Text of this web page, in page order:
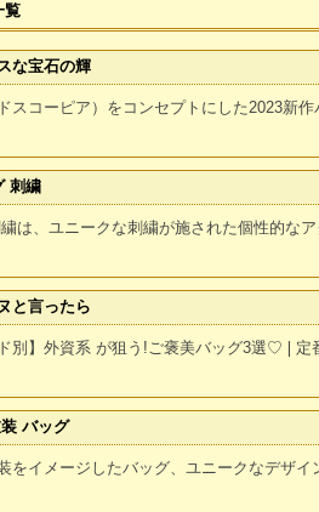
覧
な宝石の輝
スコーピア）をコンセプトにした2023新作
刺繍
は、ユニークな刺繍が施された個性的なア
と言ったら
ド別】外資系 が狙う!ご褒美バッグ3選♡❘定
バッグ
をイメージしたバッグ、ユニークなデザイ